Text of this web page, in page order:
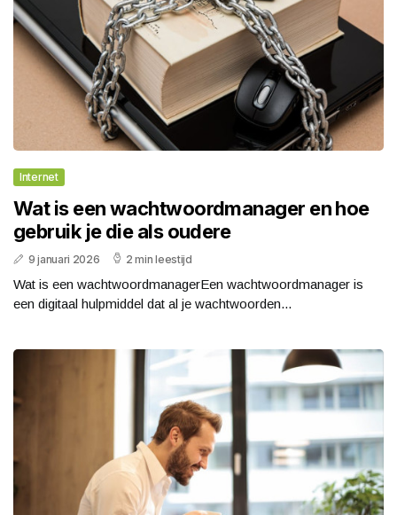
Internet
Wat is een wachtwoordmanager en hoe
gebruik je die als oudere
9 januari 2026 2 min leestijd
Wat is een wachtwoordmanagerEen wachtwoordmanager is
een digitaal hulpmiddel dat al je wachtwoorden...